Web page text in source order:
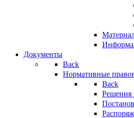
Документы
Back
Нормативные
Back
Решения